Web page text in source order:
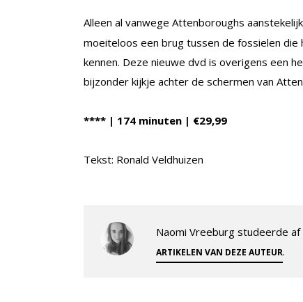
Alleen al vanwege Attenboroughs
moeiteloos een brug tussen de fossielen die
kennen. Deze nieuwe dvd is overigens een
bijzonder kijkje achter de schermen van
**** | 174 minuten | €29,99
Tekst: Ronald Veldhuizen
Naomi Vreeburg studeerde
ARTIKELEN VAN DEZE AUTEUR.